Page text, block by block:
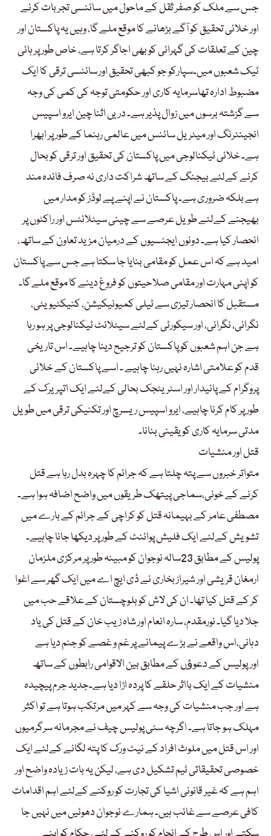
جس سے ملک کو صفر ثقل کے ماحول میں سائنسی تجربات کرنے
اور خلائی تحقیق کو آگے بڑھانے کا موقع ملے گا، وہیں یہ پاکستان اور
چین کے تعلقات کی گہرائی کو بھی اجاگر کرتا ہے، خاص طور پر ہائی
ٹیک شعبوں میں۔سپارکو جو کبھی تحقیق اور سائنسی ترقی کا ایک
مضبوط ادارہ تھاسرمایہ کاری اور حکومتی توجہ کی کمی کی وجہ
سے گزشتہ برسوں میں زوال پذیر ہے۔ دریں اثنا چین ایرو اسپیس
انجینئرنگ اور میٹریل سائنس میں عالمی رہنما کے طور پر ابھرا
ہے۔ خلائی ٹیکنالوجی میں پاکستان کی تحقیق اور ترقی کو بحال
کرنے کےلئے بیجنگ کے ساتھ شراکت داری نہ صرف فائدہ مند
ہے بلکہ ضروری ہے۔ پاکستان نے اپنے پے لوڈز کو مدار میں
بھیجنے کےلئے طویل عرصے سے چینی سیٹلائٹس اور راکٹوں پر
انحصار کیا ہے۔ دونوں ایجنسیوں کے درمیان مزید تعاون کے ساتھ،
امید ہے کہ اس عمل کو مقامی بنایا جا سکتا ہے جس سے پاکستان
کو اپنی مہارت اور مقامی صلاحیتوں کو فروغ دینے کا موقع ملے گا۔
مستقبل کا انحصار تیزی سے ٹیلی کمیونیکیشن، کنیکٹیویٹی،
نگرانی، نگرانی، اور سیکورٹی کےلئے سیٹلائٹ ٹیکنالوجی پر ہو رہا
ہے جن اہم شعبوں کو پاکستان کو ترجیح دینا چاہیے۔ اس تاریخی
قدم کو علامتی اشارہ نہیں رہنا چاہیے ۔ اسے پاکستان کے خلائی
پروگرام کے پائیدار اور اسٹریٹجک بحالی کےلئے ایک اتپریرک کے
طور پر کام کرنا چاہیے، ایرو اسپیس ریسرچ اور تکنیکی ترقی میں طویل
مدتی سرمایہ کاری کو یقینی بنانا۔
قتل اور منشیات
متواتر خبروں سے پتہ چلتا ہے کہ جرائم کا چہرہ بدل رہا ہے قتل
کرنے کے خونی،سماجی پیتھک طریقوں میں واضح اضافہ ہوا ہے۔
مصطفی عامر کے بہیمانہ قتل کو کراچی کے جرائم کے بارے میں
تشویش کےلئے ایک فلیش پوائنٹ کے طور پر دیکھا جانا چاہیے۔
پولیس کے مطابق 23سالہ نوجوان کو مبینہ طور پر مرکزی ملزمان
ارمغان قریشی اور شیراز بخاری نے ڈی ایچ اے میں ایک گھر سے اغوا
کر کے قتل کیا تھا۔ ان کی لاش کو بلوچستان کے علاقے حب میں
جلا دیا گیا۔ نورمقدم، سارہ انعام اور شاہ زیب خان کے قتل کی یاد
دہانی،اس واقعے نے بڑے پیمانے پر غم و غصے کو جنم دیا ہے
اورپولیس کے دعوﺅں کے مطابق بین الاقوامی رابطوں کے ساتھ
منشیات کے ایک بااثر حلقے کا پردہ اڑا دیا ہے۔جدید جرم پیچیدہ
ہے اور جب منشیات کی وجہ سے کہر میں مرتکب ہوتا ہے تو اکثر
مہلک ہو جاتا ہے۔ اگرچہ سٹی پولیس چیف نے مجرمانہ سرگرمیوں
اور اس قتل میں ملوث افراد کے نیٹ ورک کا پتہ لگانے کےلئے ایک
خصوصی تحقیقاتی ٹیم تشکیل دی ہے، لیکن یہ بات زیادہ واضح اور
اہم ہے کہ غیر قانونی اشیا کی تجارت کو روکنے کےلئے اہم اقدامات
کافی عرصے سے غائب ہیں۔ ہمارے نوجوان دھوئیں میں نہیں جا